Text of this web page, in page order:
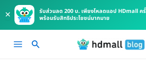
×
รับส่วนลด 200 บ. เพียงโหลดแอป HDmall ค
พร้อมรับสิทธิประโยชน์มากมาย
Main